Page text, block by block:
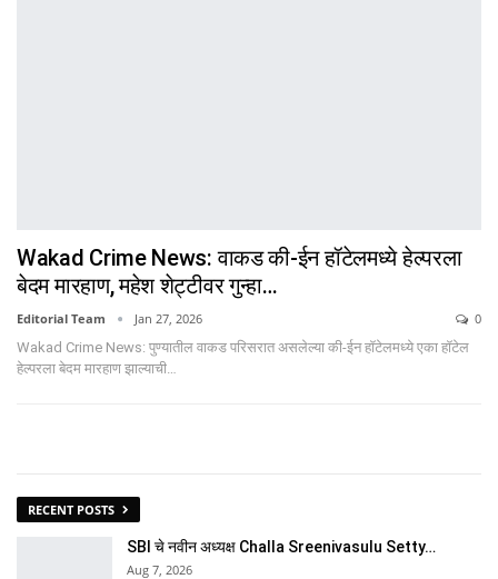
Wakad Crime News: वाकड की-ईन हॉटेलमध्ये हेल्परला
बेदम मारहाण, महेश शेट्टीवर गुन्हा…
Editorial Team Jan 27, 2026
0
Wakad Crime News: पुण्यातील वाकड परिसरात असलेल्या की-ईन हॉटेलमध्ये एका हॉटेल
हेल्परला बेदम मारहाण झाल्याची…
RECENT POSTS
SBI चे नवीन अध्यक्ष Challa Sreenivasulu Setty…
Aug 7, 2026